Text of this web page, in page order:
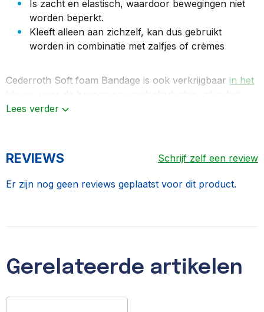
Is zacht en elastisch, waardoor bewegingen niet
worden beperkt.
Kleeft alleen aan zichzelf, kan dus gebruikt
worden in combinatie met zalfjes of crèmes
Cederroth Soft foam Bandage is ook verkrijgbaar in het
blauw
, voor de horeca en voedselindustrie, of in het
formaat 6 x 4,5m.
Lees verder
REVIEWS Schrijf zelf een review
Er zijn nog geen reviews geplaatst voor dit product.
Gerelateerde artikelen